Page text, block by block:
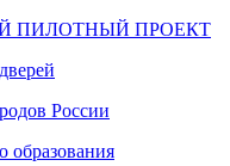
ПИЛОТНЫЙ ПРОЕКТ
России
образования